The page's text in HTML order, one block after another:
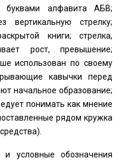
буквами алфавита АБВ;
вертикальную стрелку;
книги; стрелка,
рост, превышение;
использован по своему
кавычки перед
начальное образование;
понимать как мнение
рядом кружка
условные обозначения